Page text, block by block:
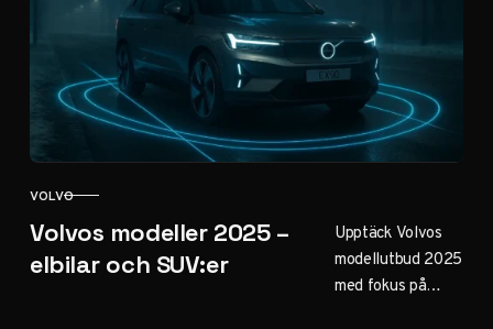
perfekt för
bilentusiaster och
investerare.
KATEGORI
VOLVO
Volvos modeller 2025 –
elbilar och SUV:er
Upptäck Volvos
modellutbud 2025
med fokus på